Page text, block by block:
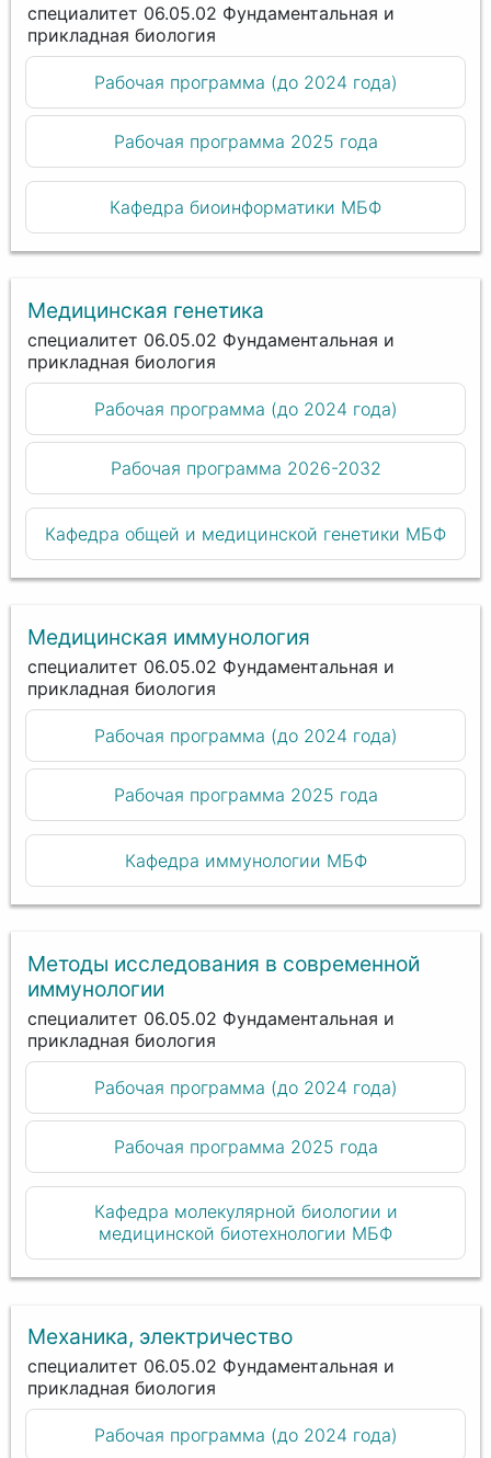
специалитет 06.05.02 Фундаментальная и
прикладная биология
Рабочая программа (до 2024 года)
Рабочая программа 2025 года
Кафедра биоинформатики МБФ
Медицинская генетика
специалитет 06.05.02 Фундаментальная и
прикладная биология
Рабочая программа (до 2024 года)
Рабочая программа 2026-2032
Кафедра общей и медицинской генетики МБФ
Медицинская иммунология
специалитет 06.05.02 Фундаментальная и
прикладная биология
Рабочая программа (до 2024 года)
Рабочая программа 2025 года
Кафедра иммунологии МБФ
Методы исследования в современной
иммунологии
специалитет 06.05.02 Фундаментальная и
прикладная биология
Рабочая программа (до 2024 года)
Рабочая программа 2025 года
Кафедра молекулярной биологии и
медицинской биотехнологии МБФ
Механика, электричество
специалитет 06.05.02 Фундаментальная и
прикладная биология
Рабочая программа (до 2024 года)